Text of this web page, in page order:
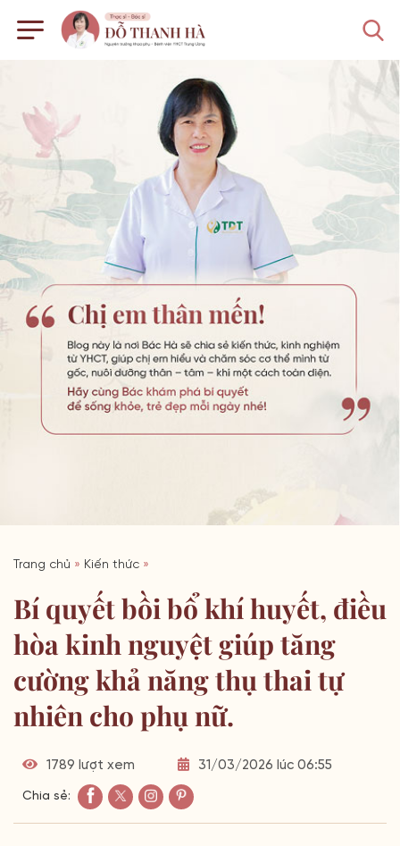
Trang chủ » Kiến thức »
Bí quyết bồi bổ khí huyết, điều
hòa kinh nguyệt giúp tăng
cường khả năng thụ thai tự
nhiên cho phụ nữ.
1789 lượt xem 31/03/2026 lúc 06:55
Chia sẻ: